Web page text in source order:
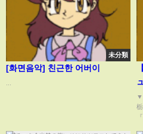
未分類
[화면음악] 친근한 어버이